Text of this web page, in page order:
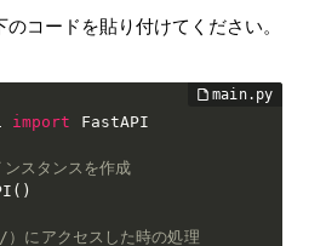
コードを貼り付けてください。
import FastAPI
スタンスを作成
( )
にアクセスした時の処理